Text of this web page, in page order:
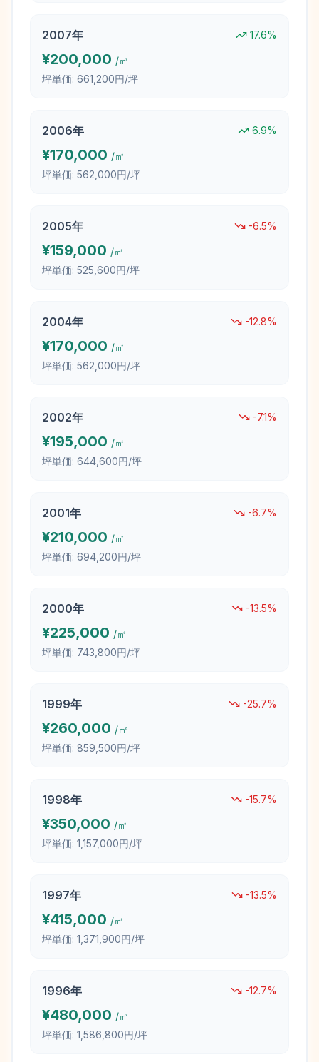
2007年 17.6%
¥200,000 /㎡
坪単価: 661,200円/坪
2006年 6.9%
¥170,000 /㎡
坪単価: 562,000円/坪
2005年 -6.5%
¥159,000 /㎡
坪単価: 525,600円/坪
2004年 -12.8%
¥170,000 /㎡
坪単価: 562,000円/坪
2002年 -7.1%
¥195,000 /㎡
坪単価: 644,600円/坪
2001年 -6.7%
¥210,000 /㎡
坪単価: 694,200円/坪
2000年 -13.5%
¥225,000 /㎡
坪単価: 743,800円/坪
1999年 -25.7%
¥260,000 /㎡
坪単価: 859,500円/坪
1998年 -15.7%
¥350,000 /㎡
坪単価: 1,157,000円/坪
1997年 -13.5%
¥415,000 /㎡
坪単価: 1,371,900円/坪
1996年 -12.7%
¥480,000 /㎡
坪単価: 1,586,800円/坪